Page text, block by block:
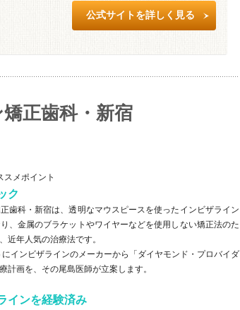
公式サイトを詳しく見る
正歯科・新宿
メポイント
ク
歯科・新宿は、透明なマウスピースを使ったインビザライン
、金属のブラケットやワイヤーなどを使用しない矯正法のた
近年人気の治療法です。
インビザラインのメーカーから「ダイヤモンド・プロバイダ
計画を、その尾島医師が立案します。
インを経験済み